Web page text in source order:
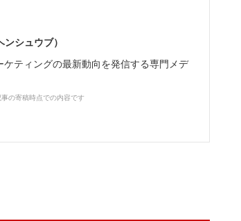
シュウブ）
ティングの最新動向を発信する専門メデ
の寄稿時点での内容です